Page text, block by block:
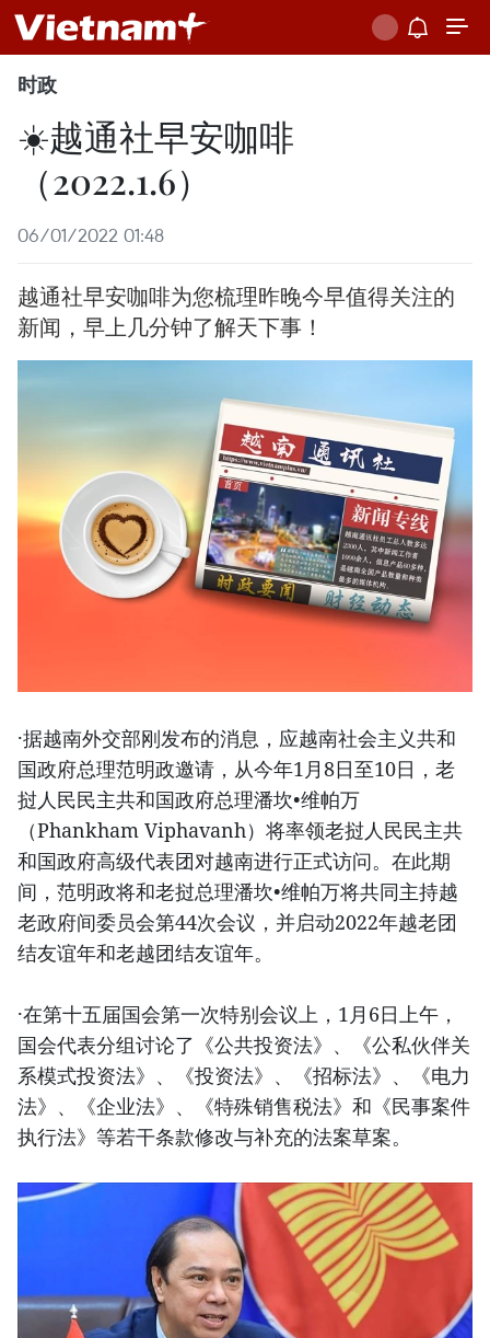
时政
☀️越通社早安咖啡
（2022.1.6）
06/01/2022 01:48
越通社早安咖啡为您梳理昨晚今早值得关注的
新闻，早上几分钟了解天下事！
·据越南外交部刚发布的消息，应越南社会主义共和
国政府总理范明政邀请，从今年1月8日至10日，老
挝人民民主共和国政府总理潘坎•维帕万
（Phankham Viphavanh）将率领老挝人民民主共
和国政府高级代表团对越南进行正式访问。在此期
间，范明政将和老挝总理潘坎•维帕万将共同主持越
老政府间委员会第44次会议，并启动2022年越老团
结友谊年和老越团结友谊年。
·在第十五届国会第一次特别会议上，1月6日上午，
国会代表分组讨论了《公共投资法》、《公私伙伴关
系模式投资法》、《投资法》、《招标法》、《电力
法》、《企业法》、《特殊销售税法》和《民事案件
执行法》等若干条款修改与补充的法案草案。